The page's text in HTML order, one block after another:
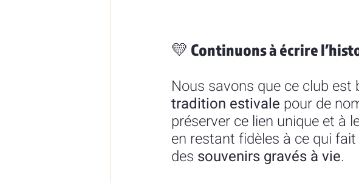
💛 Continuons à écrire
Nous savons que ce club est
tradition estivale pour de
préserver ce lien unique et à
en restant fidèles à ce qui fait
des souvenirs gravés à vie.